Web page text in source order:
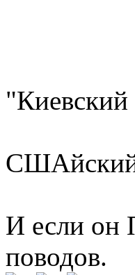
"Киевский
СШАйский
И если он
поводов.